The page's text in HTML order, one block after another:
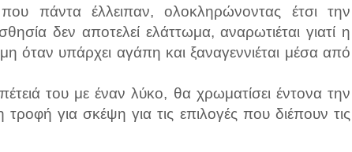
πάντα έλλειπαν, ολοκληρώνοντας έτσι την
δεν αποτελεί ελάττωμα, αναρωτιέται γιατί η
όταν υπάρχει αγάπη και ξαναγεννιέται μέσα από
του με έναν λύκο, θα χρωματίσει έντονα την
για σκέψη για τις επιλογές που διέπουν τις